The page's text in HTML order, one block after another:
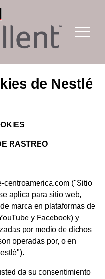
de Nestlé
RASTREO
centroamerica.com ("Sitio
aplica para sitio web,
marca en plataformas de
y Facebook) y
por medio de dichos
operadas por, o en
da su consentimiento